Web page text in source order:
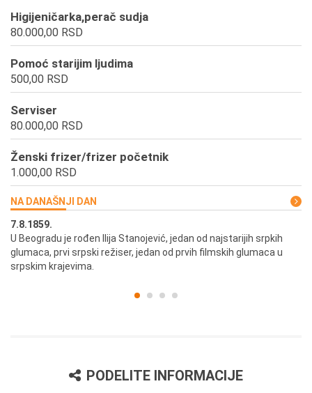
Higijeničarka,perač sudja
80.000,00 RSD
Pomoć starijim ljudima
500,00 RSD
Serviser
80.000,00 RSD
Ženski frizer/frizer početnik
1.000,00 RSD
NA DANAŠNJI DAN
7.8.1859.
U Beogradu je rođen Ilija Stanojević, jedan od najstarijih srpkih
glumaca, prvi srpski režiser, jedan od prvih filmskih glumaca u
srpskim krajevima.
PODELITE INFORMACIJE